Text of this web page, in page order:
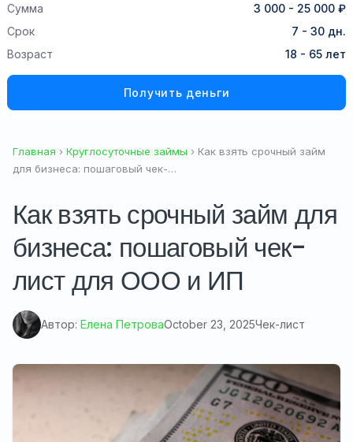
Сумма
3 000 - 25 000 ₽
Срок
7 - 30 дн.
Возраст
18 - 65 лет
Получить деньги
Главная › Круглосуточные займы › Как взять срочный займ
для бизнеса: пошаговый чек-…
Как взять срочный займ для
бизнеса: пошаговый чек-
лист для ООО и ИП
Автор: Елена ПетроваOctober 23, 2025Чек-лист